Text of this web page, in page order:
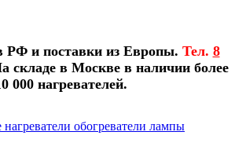
РФ и поставки из Европы. Тел. 8
складе в Москве в наличии более
000 нагревателей.
обогреватели лампы